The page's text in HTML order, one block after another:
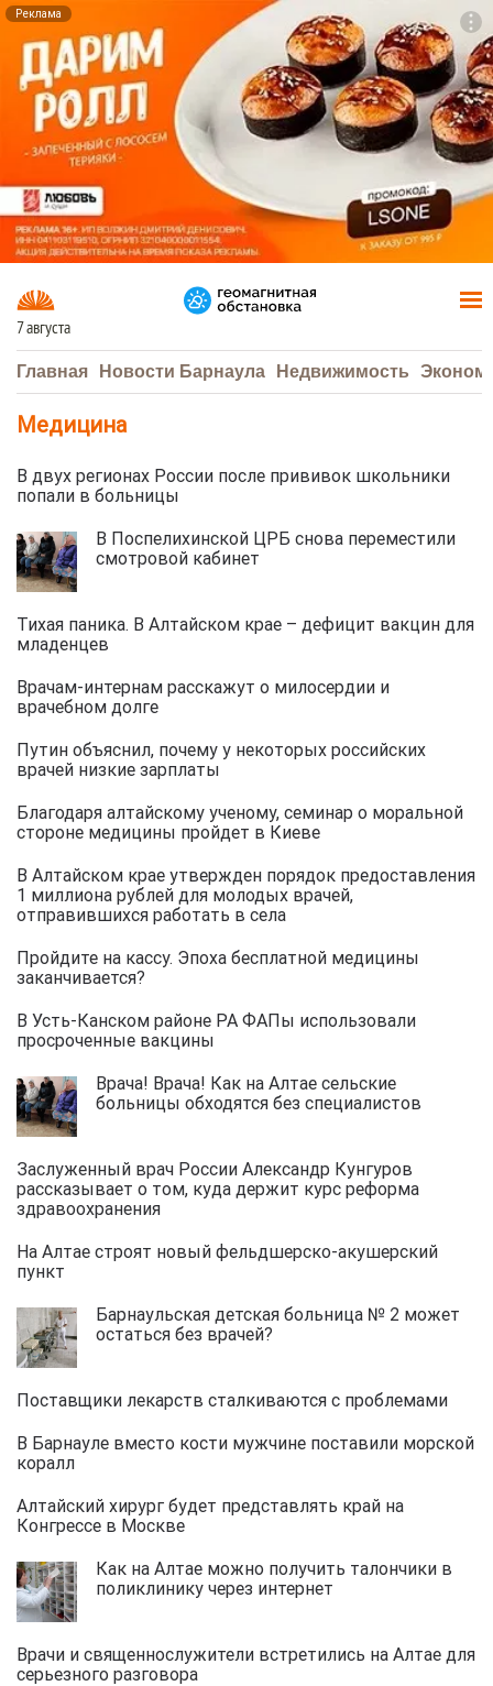
Реклама
7 августа
Главная Новости Барнаула Недвижимость
Медицина
В двух регионах России после прививок школьники
попали в больницы
В Поспелихинской ЦРБ снова переместили
смотровой кабинет
Тихая паника. В Алтайском крае – дефицит вакцин для
младенцев
Врачам-интернам расскажут о милосердии и
врачебном долге
Путин объяснил, почему у некоторых российских
врачей низкие зарплаты
Благодаря алтайскому ученому, семинар о моральной
стороне медицины пройдет в Киеве
В Алтайском крае утвержден порядок предоставления
1 миллиона рублей для молодых врачей,
отправившихся работать в села
Пройдите на кассу. Эпоха бесплатной медицины
заканчивается?
В Усть-Канском районе РА ФАПы использовали
просроченные вакцины
Врача! Врача! Как на Алтае сельские
больницы обходятся без специалистов
Заслуженный врач России Александр Кунгуров
рассказывает о том, куда держит курс реформа
здравоохранения
На Алтае строят новый фельдшерско-акушерский
пункт
Барнаульская детская больница № 2 может
остаться без врачей?
Поставщики лекарств сталкиваются с проблемами
В Барнауле вместо кости мужчине поставили морской
коралл
Алтайский хирург будет представлять край на
Конгрессе в Москве
Как на Алтае можно получить талончики в
поликлинику через интернет
Врачи и священнослужители встретились на Алтае для
серьезного разговора